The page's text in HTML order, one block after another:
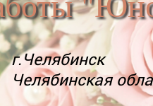
г.Челябинск
Челябинская